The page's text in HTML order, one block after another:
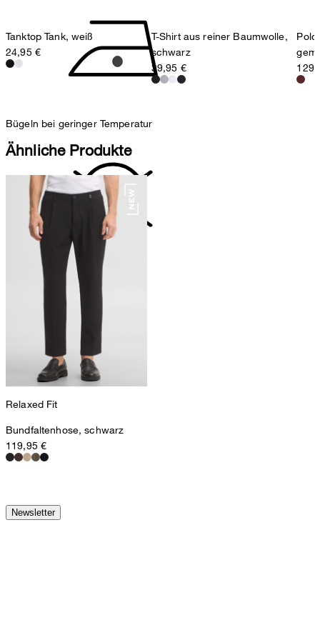
Bügeln bei geringer Temperatur
nicht reinigen
Tanktop Tank, weiß
24,95 €
T-Shirt aus reiner Baumwolle,
schwarz
39,95 €
Ähnliche Produkte
Relaxed Fit
Bundfaltenhose, schwarz
119,95 €
Newsletter